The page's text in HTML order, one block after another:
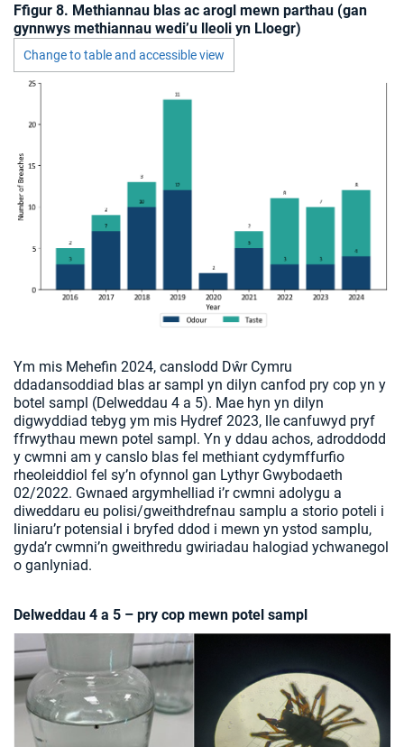
Ffigur 8. Methiannau blas ac arogl mewn parthau (gan
gynnwys methiannau wedi’u lleoli yn Lloegr)
Change to table and accessible view
Chart visible
Ym mis Mehefin 2024, canslodd Dŵr Cymru
ddadansoddiad blas ar sampl yn dilyn canfod pry cop yn y
botel sampl (Delweddau 4 a 5). Mae hyn yn dilyn
digwyddiad tebyg ym mis Hydref 2023, lle canfuwyd pryf
ffrwythau mewn potel sampl. Yn y ddau achos, adroddodd
y cwmni am y canslo blas fel methiant cydymffurfio
rheoleiddiol fel sy’n ofynnol gan Lythyr Gwybodaeth
02/2022. Gwnaed argymhelliad i’r cwmni adolygu a
diweddaru eu polisi/gweithdrefnau samplu a storio poteli i
liniaru’r potensial i bryfed ddod i mewn yn ystod samplu,
gyda’r cwmni’n gweithredu gwiriadau halogiad ychwanegol
o ganlyniad.
Delweddau 4 a 5 – pry cop mewn potel sampl